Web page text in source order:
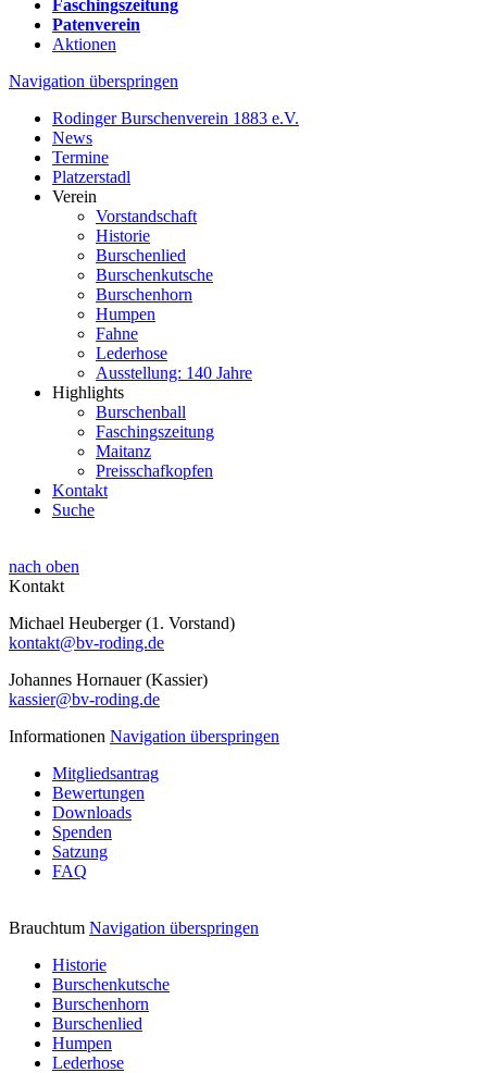
Faschingszeitung
Patenverein
Aktionen
Navigation überspringen
Rodinger Burschenverein 1883 e.V.
News
Termine
Platzerstadl
Verein
Vorstandschaft
Historie
Burschenlied
Burschenkutsche
Burschenhorn
Humpen
Fahne
Lederhose
Ausstellung: 140 Jahre
Highlights
Burschenball
Faschingszeitung
Maitanz
Preisschafkopfen
Kontakt
Suche
nach oben
Kontakt
Michael Heuberger (1. Vorstand)
kontakt@bv-roding.de
Johannes Hornauer (Kassier)
kassier@bv-roding.de
Informationen Navigation überspringen
Mitgliedsantrag
Bewertungen
Downloads
Spenden
Satzung
FAQ
Brauchtum Navigation überspringen
Historie
Burschenkutsche
Burschenhorn
Burschenlied
Humpen
Lederhose